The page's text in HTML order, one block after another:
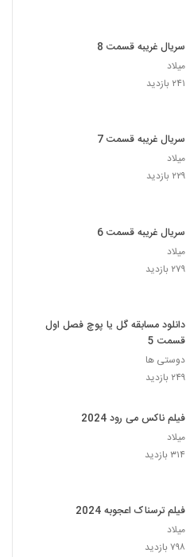
سریال غریبه قسمت 8
میلاد
۲۴۱ بازدید
سریال غریبه قسمت 7
میلاد
۲۲۹ بازدید
سریال غریبه قسمت 6
میلاد
۲۷۹ بازدید
دانلود مسابقه گل یا پوچ فصل اول
قسمت 5
دوستی ها
۲۴۹ بازدید
فیلم ناکس می رود 2024
میلاد
۳۱۴ بازدید
فیلم ترسناک اعجوبه 2024
میلاد
۷۹۸ بازدید